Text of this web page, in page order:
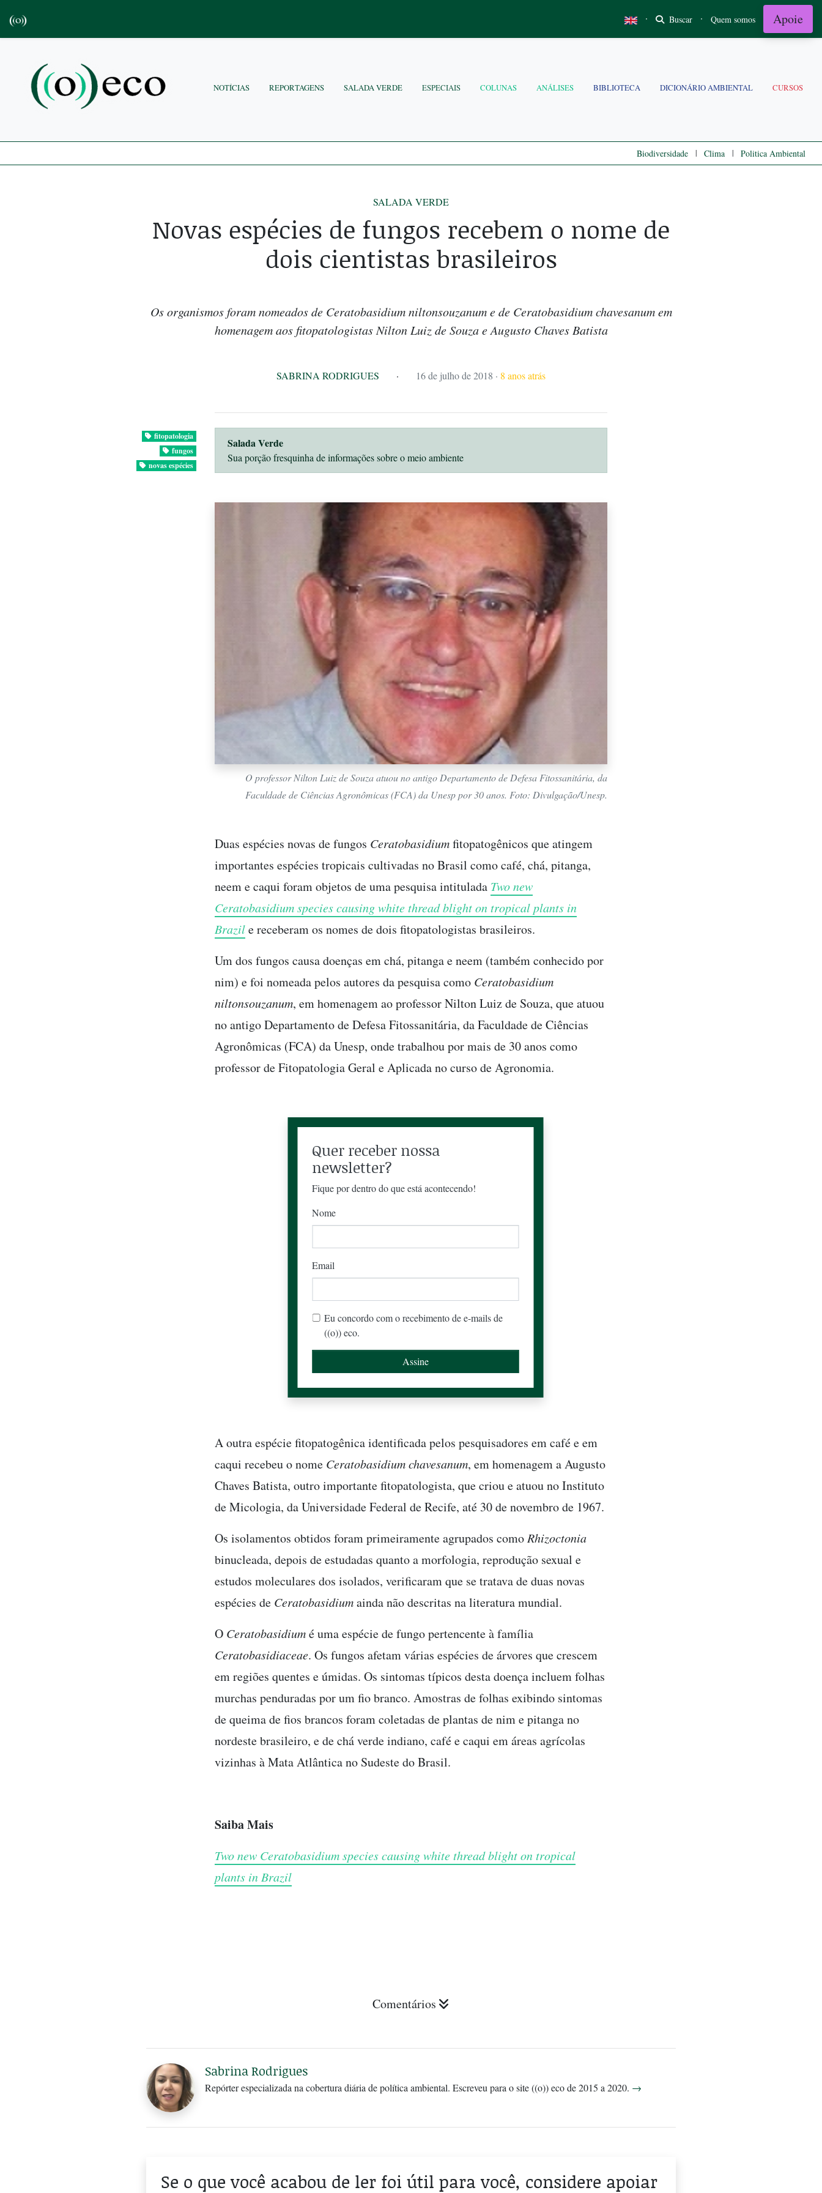
· Buscar · Quem somos Apoie
NOTÍCIAS REPORTAGENS SALADA VERDE ESPECIAIS COLUNAS ANÁLISES BIBLIOTECA DICIONÁRIO AMBIENTAL CURSOS
Biodiversidade | Clima | Politica Ambiental
SALADA VERDE
Novas espécies de fungos recebem o nome de
dois cientistas brasileiros
Os organismos foram nomeados de Ceratobasidium niltonsouzanum e de Ceratobasidium chavesanum em
homenagem aos fitopatologistas Nilton Luiz de Souza e Augusto Chaves Batista
SABRINA RODRIGUES · 16 de julho de 2018 · 8 anos atrás
fitopatologia
fungos
novas espécies
Salada Verde
Sua porção fresquinha de informações sobre o meio ambiente
O professor Nilton Luiz de Souza atuou no antigo Departamento de Defesa Fitossanitária, da
Faculdade de Ciências Agronômicas (FCA) da Unesp por 30 anos. Foto: Divulgação/Unesp.
Duas espécies novas de fungos Ceratobasidiumfitopatogênicos que atingem
importantes espécies tropicais cultivadas no Brasil como café, chá, pitanga,
neem e caqui foram objetos de uma pesquisa intitulada Two new
Ceratobasidium species causing white thread blight on tropical plants in
Brazile receberam os nomes de dois fitopatologistas brasileiros.
Um dos fungos causa doenças em chá, pitanga e neem (também conhecido por
nim) e foi nomeada pelos autores da pesquisa como Ceratobasidium
niltonsouzanum, em homenagem ao professor Nilton Luiz de Souza, que atuou
no antigo Departamento de Defesa Fitossanitária, da Faculdade de Ciências
Agronômicas (FCA) da Unesp, onde trabalhou por mais de 30 anos como
professor de Fitopatologia Geral e Aplicada no curso de Agronomia.
Quer receber nossa
newsletter?
Fique por dentro do que está acontecendo!
Nome
Email
Eu concordo com o recebimento de e-mails de
((o)) eco.
A outra espécie fitopatogênica identificada pelos pesquisadores em café e em
caqui recebeu o nome Ceratobasidium chavesanum, em homenagem a Augusto
Chaves Batista, outro importante fitopatologista, que criou e atuou no Instituto
de Micologia, da Universidade Federal de Recife, até 30 de novembro de 1967.
Os isolamentos obtidos foram primeiramente agrupados como Rhizoctonia
binucleada, depois de estudadas quanto a morfologia, reprodução sexual e
estudos moleculares dos isolados, verificaram que se tratava de duas novas
espécies de Ceratobasidiumainda não descritas na literatura mundial.
O Ceratobasidiumé uma espécie de fungo pertencente à família
Ceratobasidiaceae. Os fungos afetam várias espécies de árvores que crescem
em regiões quentes e úmidas. Os sintomas típicos desta doença incluem folhas
murchas penduradas por um fio branco. Amostras de folhas exibindo sintomas
de queima de fios brancos foram coletadas de plantas de nim e pitanga no
nordeste brasileiro, e de chá verde indiano, café e caqui em áreas agrícolas
vizinhas à Mata Atlântica no Sudeste do Brasil.
Saiba Mais
Two new Ceratobasidium species causing white thread blight on tropical
plants in Brazil
Comentários
Sabrina Rodrigues
Repórter especializada na cobertura diária de política ambiental. Escreveu para o site ((o)) eco de 2015 a 2020. →
Se o que você acabou de ler foi útil para você, considere apoiar